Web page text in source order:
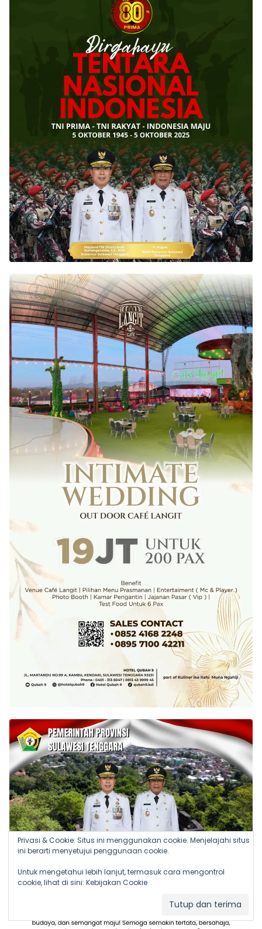
Privasi & Cookie: Situs ini menggunakan cookie. Menjelajahi situs
ini berarti menyetujui penggunaan cookie.
Untuk mengetahui lebih lanjut, termasuk cara mengontrol
cookie, lihat di sini: Kebijakan Cookie